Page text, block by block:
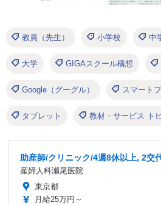
教員（先生） 小学校 中
大学 GIGAスクール構想
Google（グーグル） スマート
タブレット 教材・サービス ト
助産師/クリニック/4週8休以上, 2交
産婦人科瀬尾医院
東京都
月給25万円～